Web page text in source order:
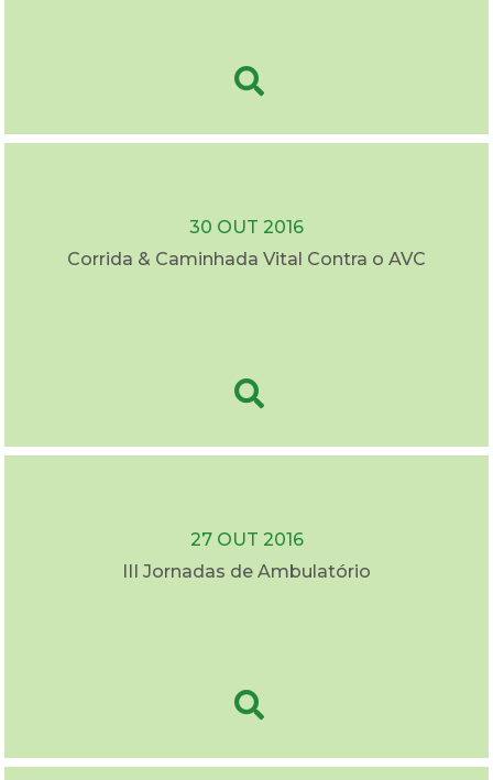
30 OUT 2016
Corrida & Caminhada Vital Contra o AVC
27 OUT 2016
III Jornadas de Ambulatório